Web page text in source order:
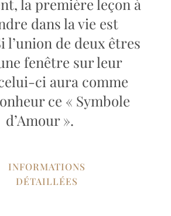
la première leçon à
dans la vie est
l’union de deux êtres
fenêtre sur leur
ci aura comme
ce « Symbole
d’Amour ».
INFORMATIONS
DÉTAILLÉES